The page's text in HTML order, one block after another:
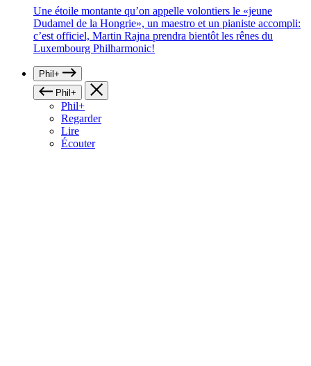
Une étoile montante qu’on appelle volontiers le «jeune
Dudamel de la Hongrie», un maestro et un pianiste accompli:
c’est officiel, Martin Rajna prendra bientôt les rênes du
Luxembourg Philharmonic!
Phil+
Phil+
Phil+
Regarder
Lire
Écouter